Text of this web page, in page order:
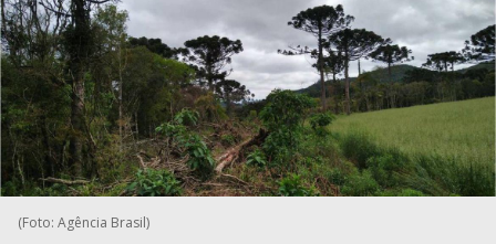
(Foto: Agência Brasil)